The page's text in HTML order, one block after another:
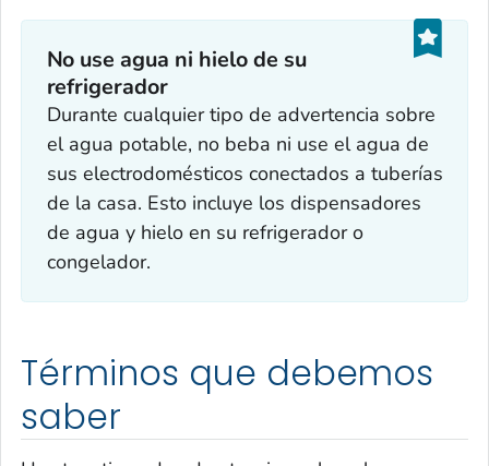
No use agua ni hielo de su
refrigerador‎
Durante cualquier tipo de advertencia sobre
el agua potable, no beba ni use el agua de
sus electrodomésticos conectados a tuberías
de la casa. Esto incluye los dispensadores
de agua y hielo en su refrigerador o
congelador.
Términos que debemos
saber